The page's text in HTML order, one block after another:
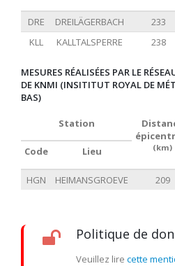
DRE DREILÄGERBACH 233
KLL
KALLTALSPERRE 238
MESURES RÉALISÉES PAR LE
DE KNMI (INSITITUT ROYAL DE
BAS)
Station
(km)
Code Lieu
HGN HEIMANSGROEVE 209
Politique de
Veuillez lire cette